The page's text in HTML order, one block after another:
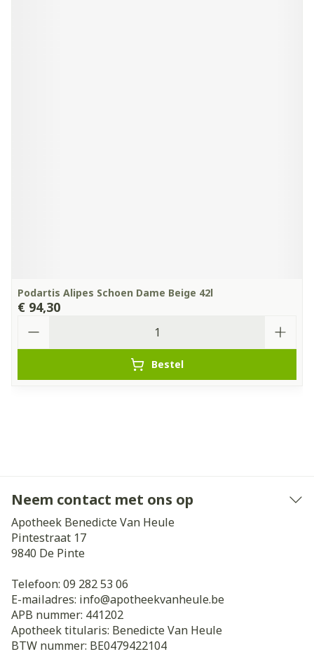
Podartis Alipes Schoen Dame Beige 42l
€ 94,30
Bestel
Neem contact met ons op
Apotheek Benedicte Van Heule
Pintestraat 17
9840 De Pinte
Telefoon: 09 282 53 06
E-mailadres: info@apotheekvanheule.be
APB nummer: 441202
Apotheek titularis: Benedicte Van Heule
BTW nummer: BE0479422104